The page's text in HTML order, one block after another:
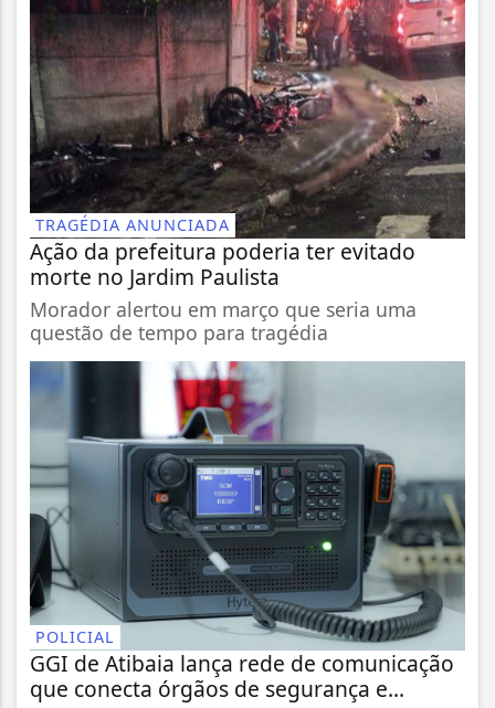
TRAGÉDIA ANUNCIADA
Ação da prefeitura poderia ter evitado
morte no Jardim Paulista
Morador alertou em março que seria uma
questão de tempo para tragédia
POLICIAL
GGI de Atibaia lança rede de comunicação
que conecta órgãos de segurança e...